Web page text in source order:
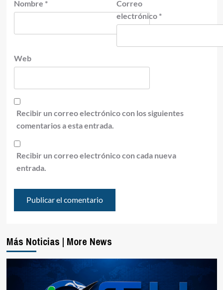
Nombre *
Correo
electrónico *
Web
Recibir un correo electrónico con los siguientes
comentarios a esta entrada.
Recibir un correo electrónico con cada nueva
entrada.
Más Noticias | More News